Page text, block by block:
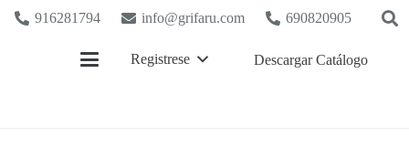
916281794 info@grifaru.com 690820905
Registrese Descargar Catálogo